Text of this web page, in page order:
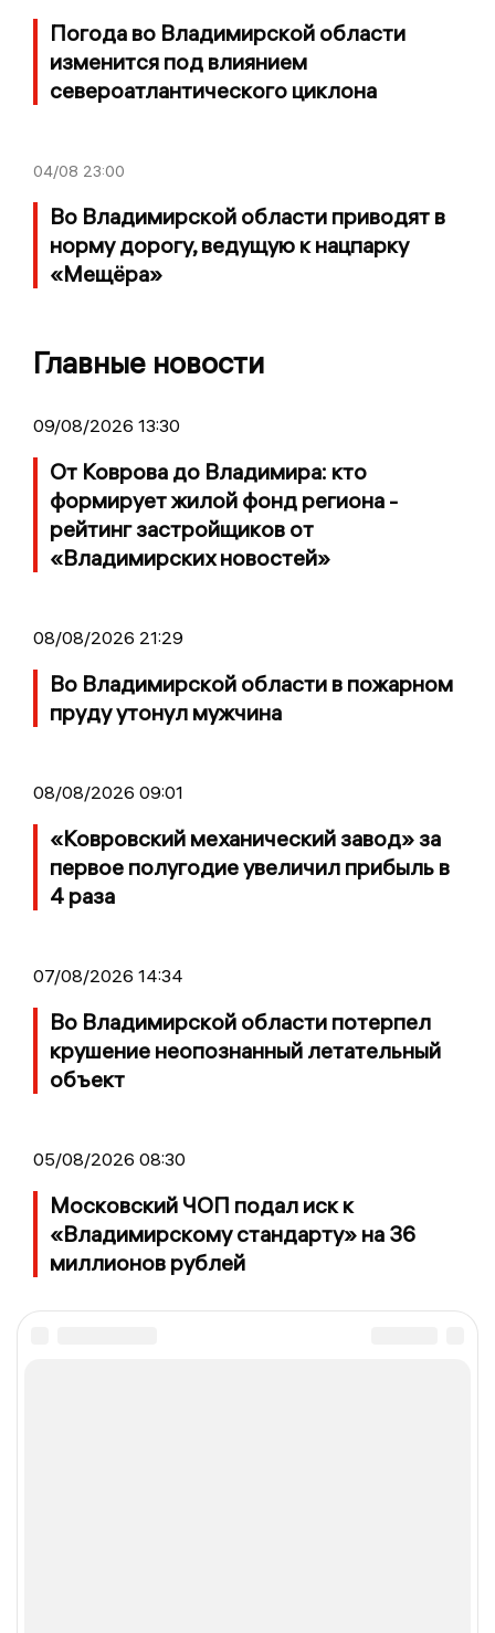
Погода во Владимирской области
изменится под влиянием
североатлантического циклона
04/08 23:00
Во Владимирской области приводят в
норму дорогу, ведущую к нацпарку
«Мещёра»
Главные новости
09/08/2026 13:30
От Коврова до Владимира: кто
формирует жилой фонд региона -
рейтинг застройщиков от
«Владимирских новостей»
08/08/2026 21:29
Во Владимирской области в пожарном
пруду утонул мужчина
08/08/2026 09:01
«Ковровский механический завод» за
первое полугодие увеличил прибыль в
4 раза
07/08/2026 14:34
Во Владимирской области потерпел
крушение неопознанный летательный
объект
05/08/2026 08:30
Московский ЧОП подал иск к
«Владимирскому стандарту» на 36
миллионов рублей